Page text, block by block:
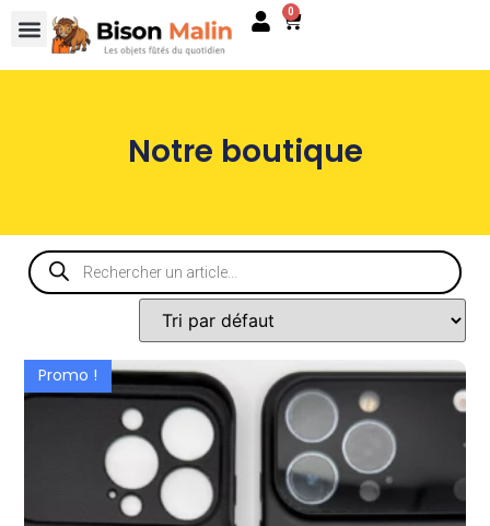
0
Notre boutique
Promo !